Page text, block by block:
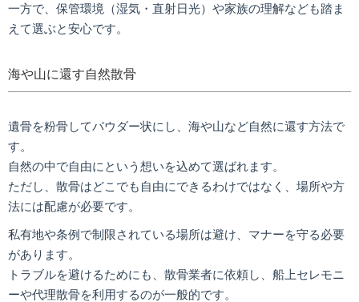
一方で、保管環境（湿気・直射日光）や家族の理解なども踏ま
えて選ぶと安心です。
海や山に還す自然散骨
遺骨を粉骨してパウダー状にし、海や山など自然に還す方法で
す。
自然の中で自由にという想いを込めて選ばれます。
ただし、散骨はどこでも自由にできるわけではなく、場所や方
法には配慮が必要です。
私有地や条例で制限されている場所は避け、マナーを守る必要
があります。
トラブルを避けるためにも、散骨業者に依頼し、船上セレモニ
ーや代理散骨を利用するのが一般的です。